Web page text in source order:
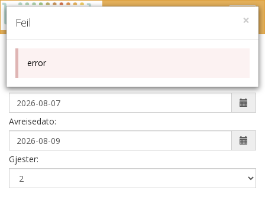
Gå
hovedinnhold
Skjul
vis
Bookingsøk
Avreisedato:
Gjester:
×
Feil
error